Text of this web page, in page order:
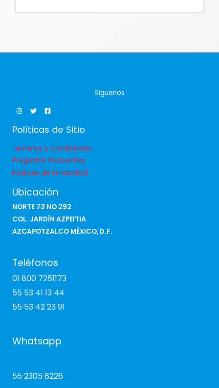
Síguenos
Políticas de Sitio
Terminos y Condiciones
Preguntas Frecuentes
Politicas de Privacidad
Ubicación
NORTE 73 NO 292
COL. JARDÍN AZPEITIA
AZCAPOTZALCO MÉXICO, D.F.
Teléfonos
01 800 7251173
55 53 41 13 44
55 53 42 23 91
Whatsapp
55 2305 8226